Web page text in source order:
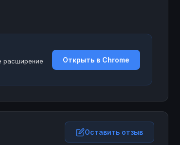
расширение
Открыть в Chrome
Оставить отзыв